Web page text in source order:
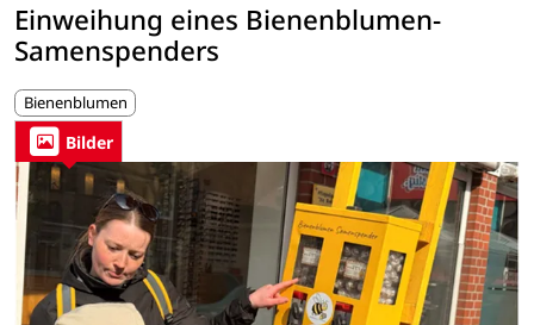
Einweihung eines Bienenblumen-
Samenspenders
Bienenblumen
Bilder